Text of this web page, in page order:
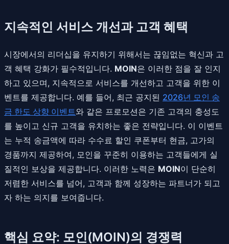
지속적인 서비스 개선과 고객 혜택
시장에서의 리더십을 유지하기 위해서는 끊임없는 혁신과 고
객 혜택 강화가 필수적입니다. MOIN은 이러한 점을 잘 인지
하고 있으며, 지속적으로 서비스를 개선하고 고객을 위한 이
벤트를 제공합니다. 예를 들어, 최근 공지된 2026년 모인 송
금 한도 상향 이벤트와 같은 프로모션은 기존 고객의 충성도
를 높이고 신규 고객을 유치하는 좋은 전략입니다. 이 이벤트
는 누적 송금액에 따라 수수료 할인 쿠폰부터 현금, 고가의
경품까지 제공하여, 모인을 꾸준히 이용하는 고객들에게 실
질적인 보상을 제공합니다. 이러한 노력은 MOIN이 단순히
저렴한 서비스를 넘어, 고객과 함께 성장하는 파트너가 되고
자 하는 의지를 보여줍니다.
핵심 요약: 모인(MOIN)의 경쟁력